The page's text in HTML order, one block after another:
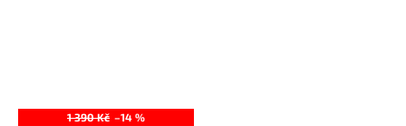
1 390 Kč –14 %